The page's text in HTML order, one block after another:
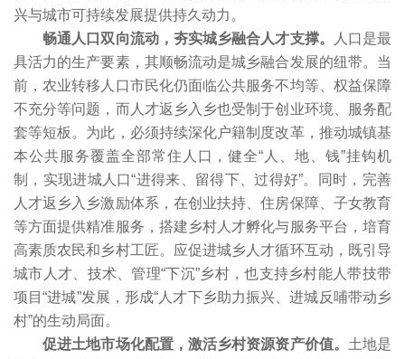
兴与城市可持续发展提供持久动力。
畅通人口双向流动，夯实城乡融合人才支撑。
人口是最
具活力的生产要素，其顺畅流动是城乡融合发展的纽带。当
前，农业转移人口市民化仍面临公共服务不均等、权益保障
不充分等问题，而人才返乡入乡也受制于创业环境、服务配
套等短板。为此，必须持续深化户籍制度改革，推动城镇基
本公共服务覆盖全部常住人口，健全“人、地、钱”挂钩机
制，实现进城人口“进得来、留得下、过得好”。同时，完善
人才返乡入乡激励体系，在创业扶持、住房保障、子女教育
等方面提供精准服务，搭建乡村人才孵化与服务平台，培育
高素质农民和乡村工匠。应促进城乡人才循环互动，既引导
城市人才、技术、管理“下沉”乡村，也支持乡村能人带技带
项目“进城”发展，形成“人才下乡助力振兴、进城反哺带动乡
村”的生动局面。
促进土地市场化配置，激活乡村资源资产价值。 土地是